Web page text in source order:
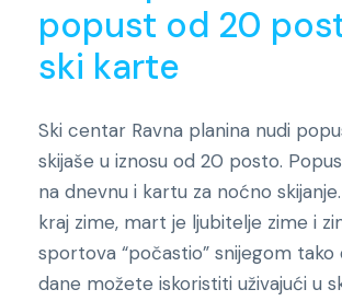
popust od 20
ski karte
Ski centar Ravna planina nudi
skijaše u iznosu od 20 posto.
na dnevnu i kartu za noćno
kraj zime, mart je ljubitelje zime i
sportova “počastio” snijegom tako
dane možete iskoristiti uživajući u